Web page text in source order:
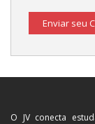
Enviar seu
O JV conecta